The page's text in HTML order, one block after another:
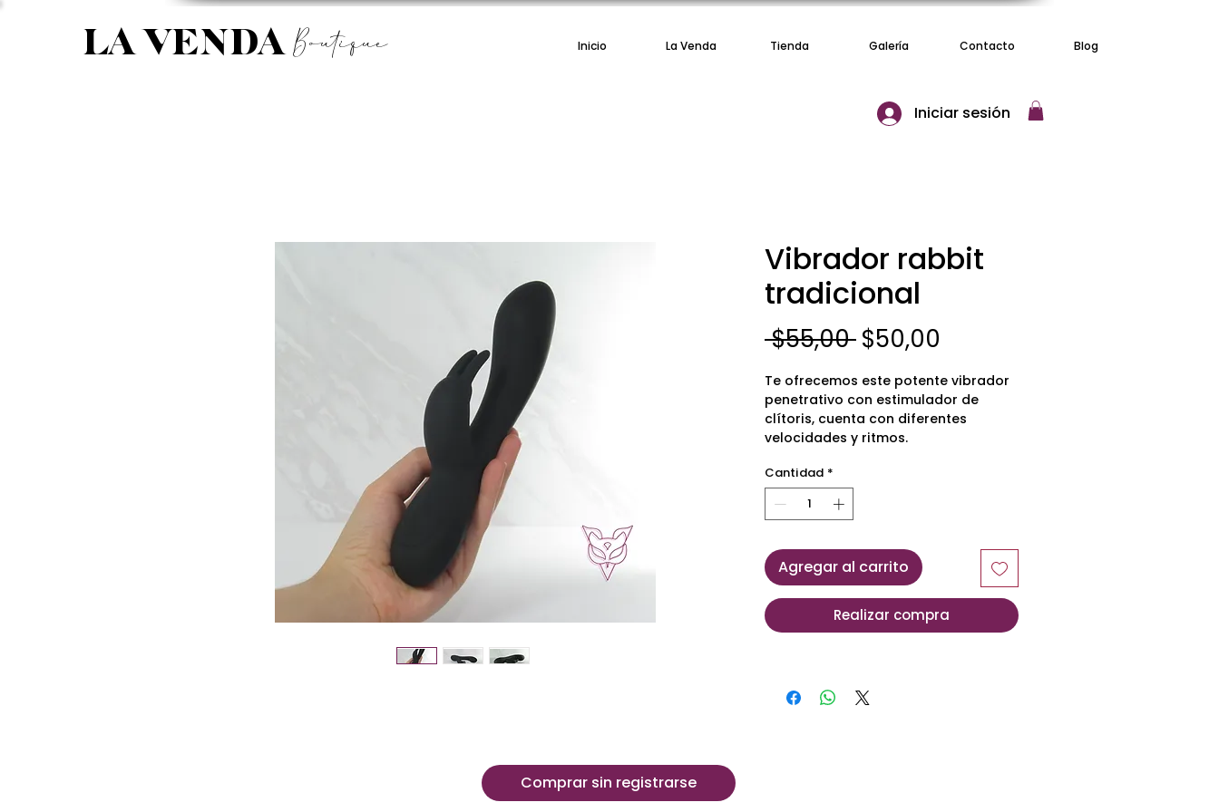
LA VENDABoutique Inicio La Venda Tienda Galería Contacto Blog
Vibrador rabbit
tradicional
$55,00 Precio
$50,00
de
oferta
Te ofrecemos este potente vibrador
penetrativo con estimulador de
clítoris, cuenta con diferentes
velocidades y ritmos.
Cantidad *
Agregar al carrito
Realizar compra
Iniciar sesión
Comprar sin registrarse